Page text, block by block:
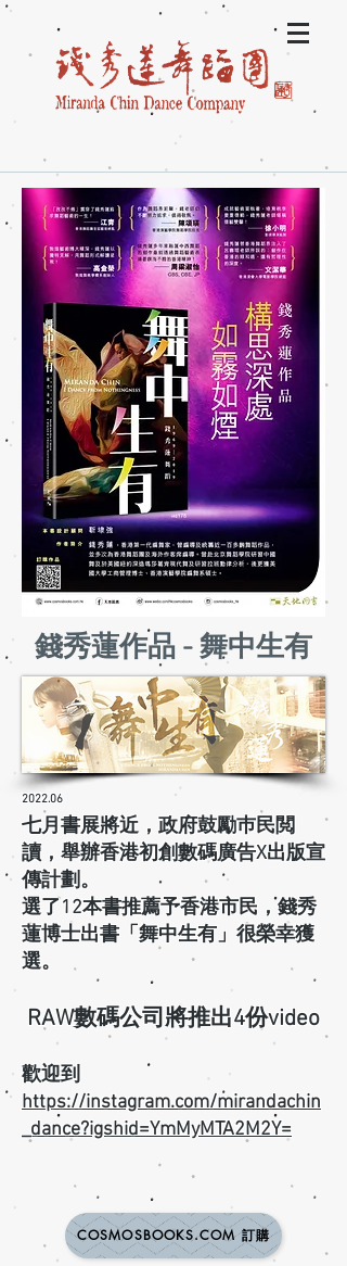
錢秀蓮作品 - 舞中生有
2022.06
七月書展將近，政府鼓勵巿民閲
讀，舉辦香港初創數碼廣告X出版宣
傳計劃。
選了12本書推薦予香港市民，錢秀
蓮博士出書「舞中生有」很榮幸獲
選。
RAW數碼公司將推出4份video
歡迎到
https://instagram.com/mirandachin
_dance?igshid=YmMyMTA2M2Y=
COSMOSBOOKS.COM 訂購